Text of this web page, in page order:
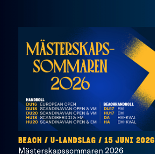
BEACH / U-LANDSLAG / 15 JUNI 2026
Mästerskapssommaren 2026